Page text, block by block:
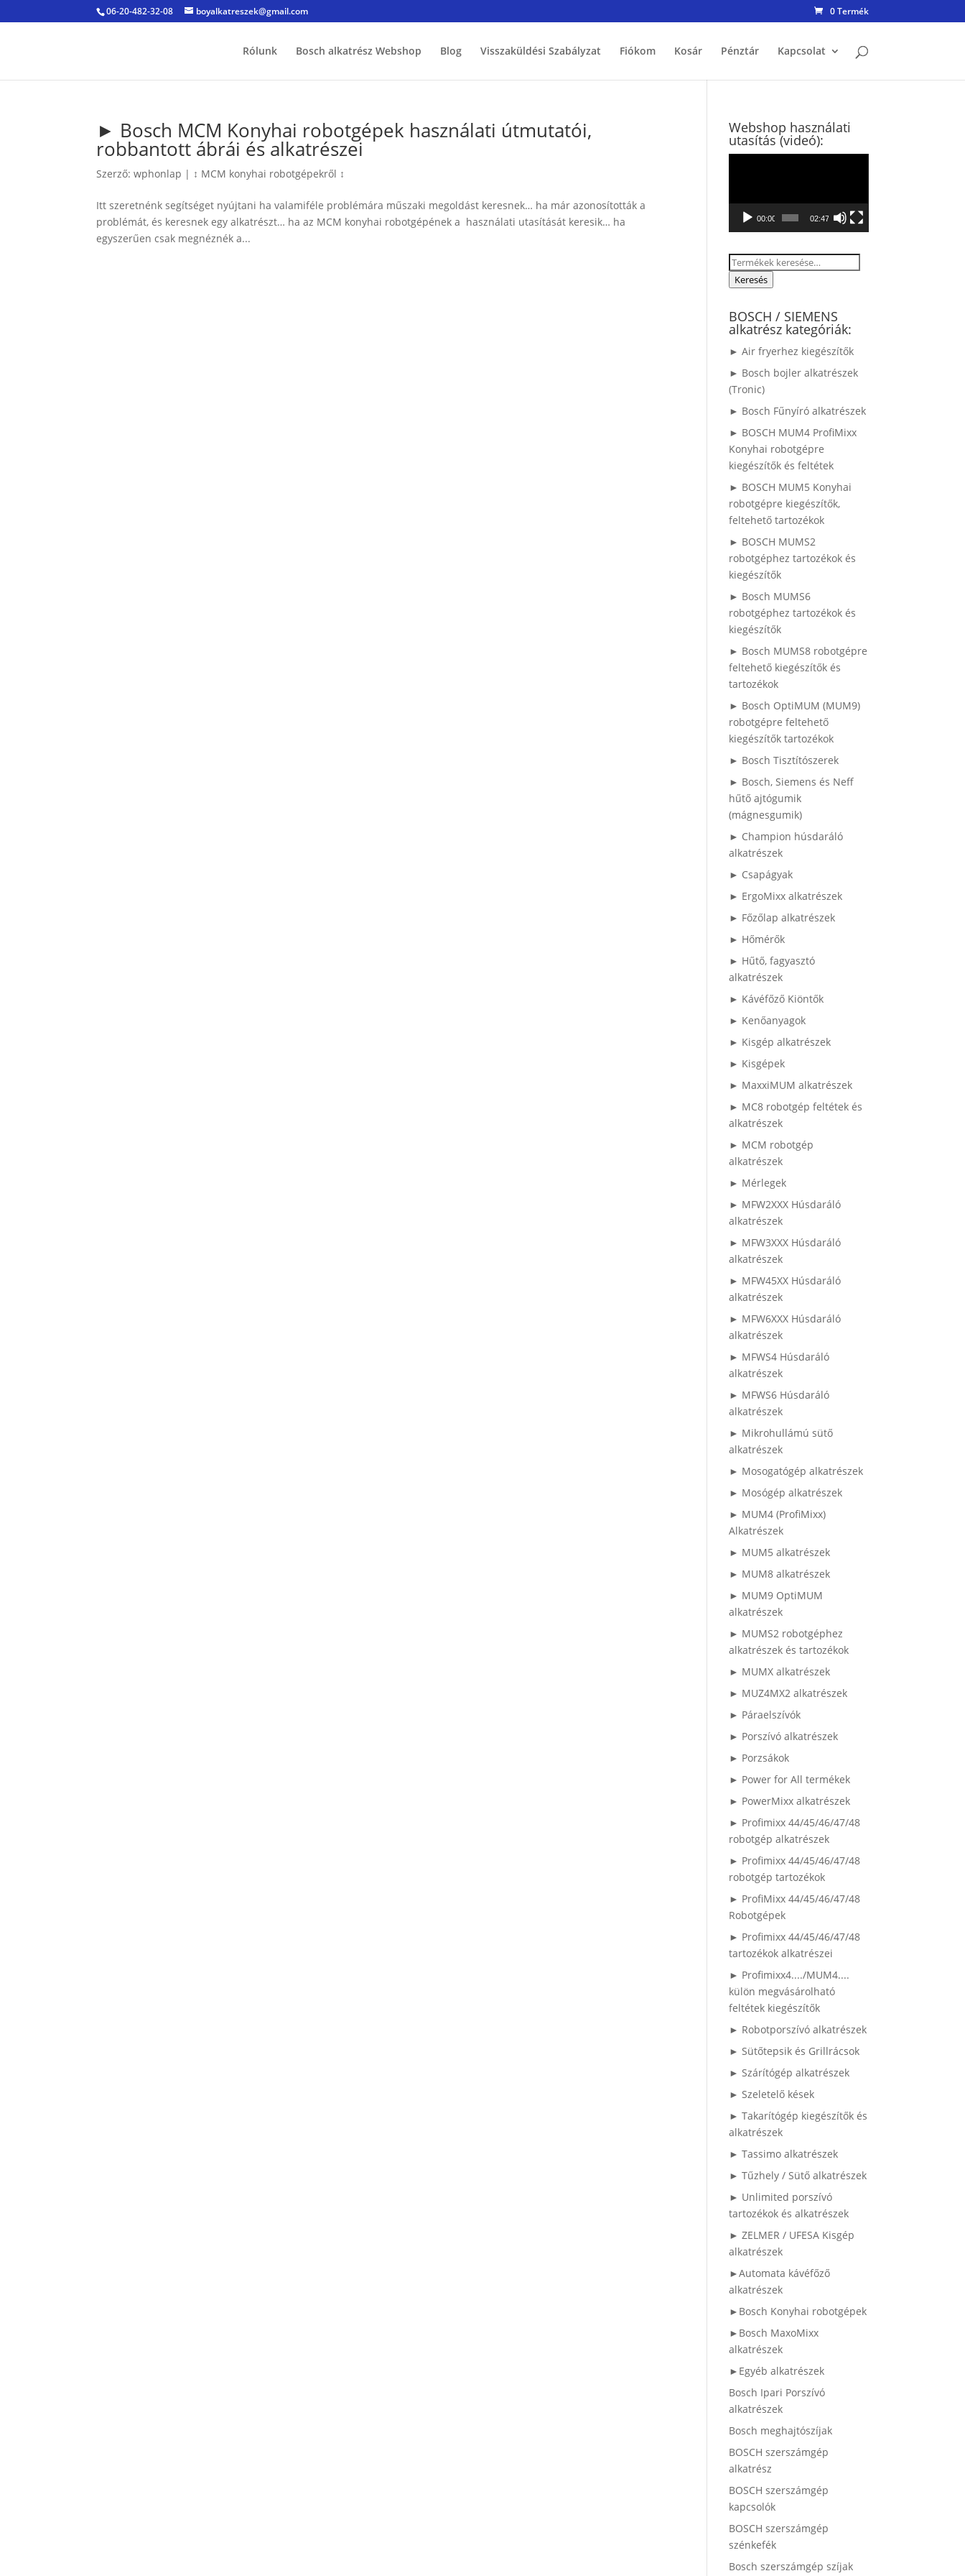
06-20-482-32-08 boyalkatreszek@gmail.com 0 Termék
Rólunk Bosch alkatrész Webshop Blog Visszaküldési Szabályzat Fiókom Kosár Pénztár Kapcsolat
► Bosch MCM Konyhai robotgépek használati útmutatói,
robbantott ábrái és alkatrészei
Szerző:wphonlap | ↕ MCM konyhai robotgépekről ↕
Itt szeretnénk segítséget nyújtani ha valamiféle problémára műszaki megoldást keresnek… ha már azonosították a
problémát, és keresnek egy alkatrészt… ha az MCM konyhai robotgépének a használati utasítását keresik… ha
egyszerűen csak megnéznék a...
Webshop használati
utasítás (videó):
00:00 02:47
Keresés
Keresés
BOSCH / SIEMENS
alkatrész kategóriák:
► Air fryerhez kiegészítők
► Bosch bojler alkatrészek
(Tronic)
► Bosch Fűnyíró alkatrészek
► BOSCH MUM4 ProfiMixx
Konyhai robotgépre
kiegészítők és feltétek
► BOSCH MUM5 Konyhai
robotgépre kiegészítők,
feltehető tartozékok
► BOSCH MUMS2
robotgéphez tartozékok és
kiegészítők
► Bosch MUMS6
robotgéphez tartozékok és
kiegészítők
► Bosch MUMS8 robotgépre
feltehető kiegészítők és
tartozékok
► Bosch OptiMUM (MUM9)
robotgépre feltehető
kiegészítők tartozékok
► Bosch Tisztítószerek
► Bosch, Siemens és Neff
hűtő ajtógumik
(mágnesgumik)
► Champion húsdaráló
alkatrészek
► Csapágyak
► ErgoMixx alkatrészek
► Főzőlap alkatrészek
► Hőmérők
► Hűtő, fagyasztó
alkatrészek
► Kávéfőző Kiöntők
► Kenőanyagok
► Kisgép alkatrészek
► Kisgépek
► MaxxiMUM alkatrészek
► MC8 robotgép feltétek és
alkatrészek
► MCM robotgép
alkatrészek
► Mérlegek
► MFW2XXX Húsdaráló
alkatrészek
► MFW3XXX Húsdaráló
alkatrészek
► MFW45XX Húsdaráló
alkatrészek
► MFW6XXX Húsdaráló
alkatrészek
► MFWS4 Húsdaráló
alkatrészek
► MFWS6 Húsdaráló
alkatrészek
► Mikrohullámú sütő
alkatrészek
► Mosogatógép alkatrészek
► Mosógép alkatrészek
► MUM4 (ProfiMixx)
Alkatrészek
► MUM5 alkatrészek
► MUM8 alkatrészek
► MUM9 OptiMUM
alkatrészek
► MUMS2 robotgéphez
alkatrészek és tartozékok
► MUMX alkatrészek
► MUZ4MX2 alkatrészek
► Páraelszívók
► Porszívó alkatrészek
► Porzsákok
► Power for All termékek
► PowerMixx alkatrészek
► Profimixx 44/45/46/47/48
robotgép alkatrészek
► Profimixx 44/45/46/47/48
robotgép tartozékok
► ProfiMixx 44/45/46/47/48
Robotgépek
► Profimixx 44/45/46/47/48
tartozékok alkatrészei
► Profimixx4..../MUM4....
külön megvásárolható
feltétek kiegészítők
► Robotporszívó alkatrészek
► Sütőtepsik és Grillrácsok
► Szárítógép alkatrészek
► Szeletelő kések
► Takarítógép kiegészítők és
alkatrészek
► Tassimo alkatrészek
► Tűzhely / Sütő alkatrészek
► Unlimited porszívó
tartozékok és alkatrészek
► ZELMER / UFESA Kisgép
alkatrészek
►Automata kávéfőző
alkatrészek
►Bosch Konyhai robotgépek
►Bosch MaxoMixx
alkatrészek
►Egyéb alkatrészek
Bosch Ipari Porszívó
alkatrészek
Bosch meghajtószíjak
BOSCH szerszámgép
alkatrész
BOSCH szerszámgép
kapcsolók
BOSCH szerszámgép
szénkefék
Bosch szerszámgép szíjak